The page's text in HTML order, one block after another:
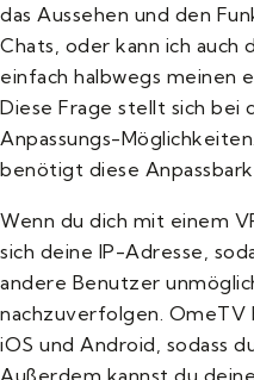
das Aussehen und den
Chats, oder kann ich auch
einfach halbwegs meinen
Diese Frage stellt sich bei
Anpassungs-
benötigt diese
Wenn du dich mit einem
sich deine IP-Adresse,
andere Benutzer
nachzuverfolgen.
iOS und Android, sodass